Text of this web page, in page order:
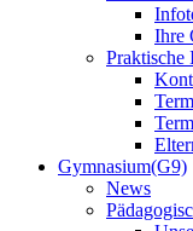
Ihre
Praktische
Gymnasium(G9)
News